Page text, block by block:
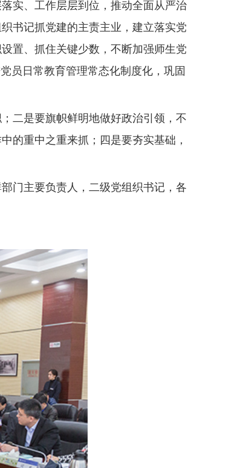
实、工作层层到位，推动全面从严治
书记抓党建的主责主业，建立落实党
置、抓住关键少数，不断加强师生党
员日常教育管理常态化制度化，巩固
二是要旗帜鲜明地做好政治引领，不
的重中之重来抓；四是要夯实基础，
门主要负责人，二级党组织书记，各